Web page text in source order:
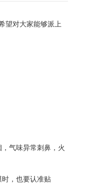
望对大家能够派上
气味异常刺鼻，火
，也要认准贴